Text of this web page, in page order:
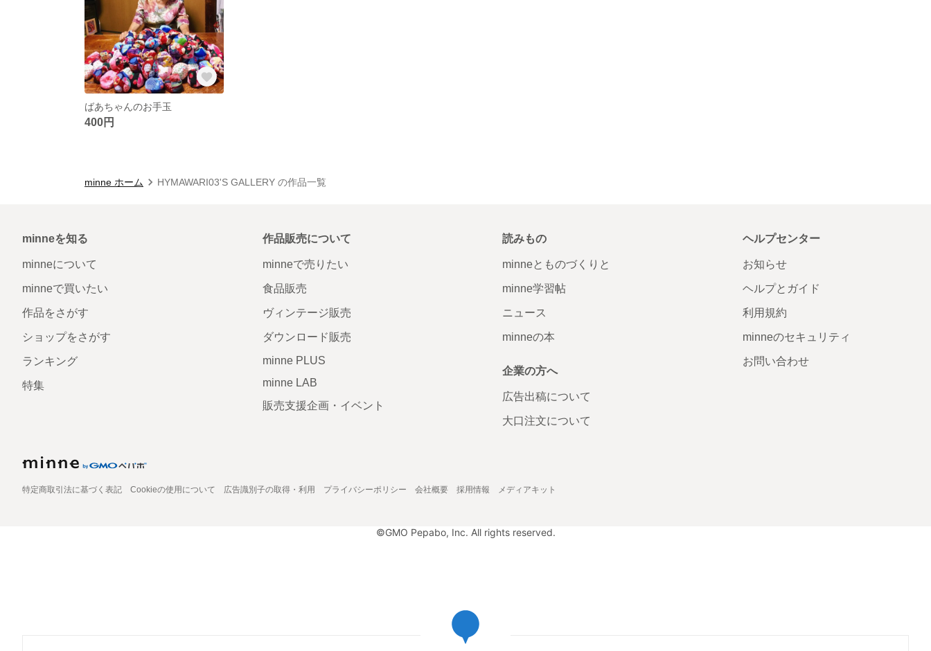
ばあちゃんのお手玉
400円
minne ホーム HYMAWARI03'S GALLERY の作品一覧
minneを知る
minneについて
minneで買いたい
作品をさがす
ショップをさがす
ランキング
特集
作品販売について
minneで売りたい
食品販売
ヴィンテージ販売
ダウンロード販売
minne PLUS
minne LAB
販売支援企画・イベント
読みもの
minneとものづくりと
minne学習帖
ニュース
minneの本
企業の方へ
広告出稿について
大口注文について
ヘルプセンター
お知らせ
ヘルプとガイド
利用規約
minneのセキュリティ
お問い合わせ
特定商取引法に基づく表記 Cookieの使用について 広告識別子の取得・利用 プライバシーポリシー 会社概要 採用情報 メディアキット
©GMO Pepabo, Inc. All rights reserved.